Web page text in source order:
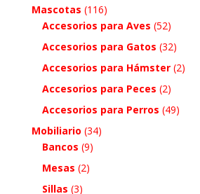
Mascotas (116)
Accesorios para Aves (52)
Accesorios para Gatos (32)
Accesorios para Hámster (2)
Accesorios para Peces (2)
Accesorios para Perros (49)
Mobiliario (34)
Bancos (9)
Mesas (2)
Sillas (3)